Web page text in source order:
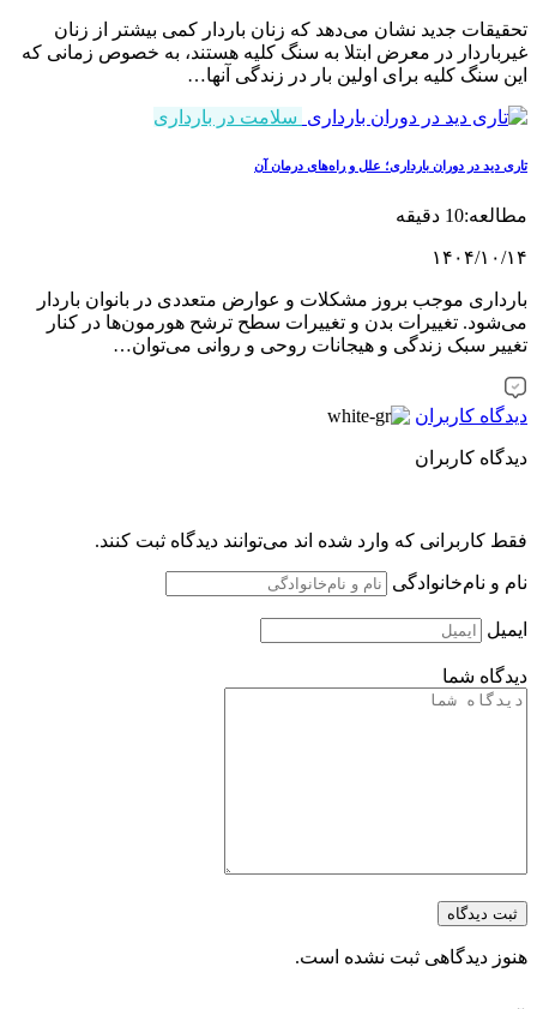
تحقیقات جدید نشان می‌دهد که زنان باردار کمی بیشتر از زنان
غیرباردار در معرض ابتلا به سنگ کلیه هستند، به خصوص زمانی که
این سنگ کلیه برای اولین بار در زندگی آنها…
سلامت در بارداری
تاری دید در دوران بارداری؛ علل و راه‌های درمان آن
مطالعه:10 دقیقه
۱۴۰۴/۱۰/۱۴
بارداری موجب بروز مشکلات و عوارض متعددی در بانوان باردار
می‌شود. تغییرات بدن و تغییرات سطح ترشح هورمون‌ها در کنار
تغییر سبک زندگی و هیجانات روحی و روانی می‌توان…
دیدگاه کاربران
دیدگاه کاربران
فقط کاربرانی که وارد شده اند می‌توانند دیدگاه ثبت کنند.
نام و نام‌خانوادگی
ایمیل
دیدگاه شما
ثبت دیدگاه
هنوز دیدگاهی ثبت نشده است.